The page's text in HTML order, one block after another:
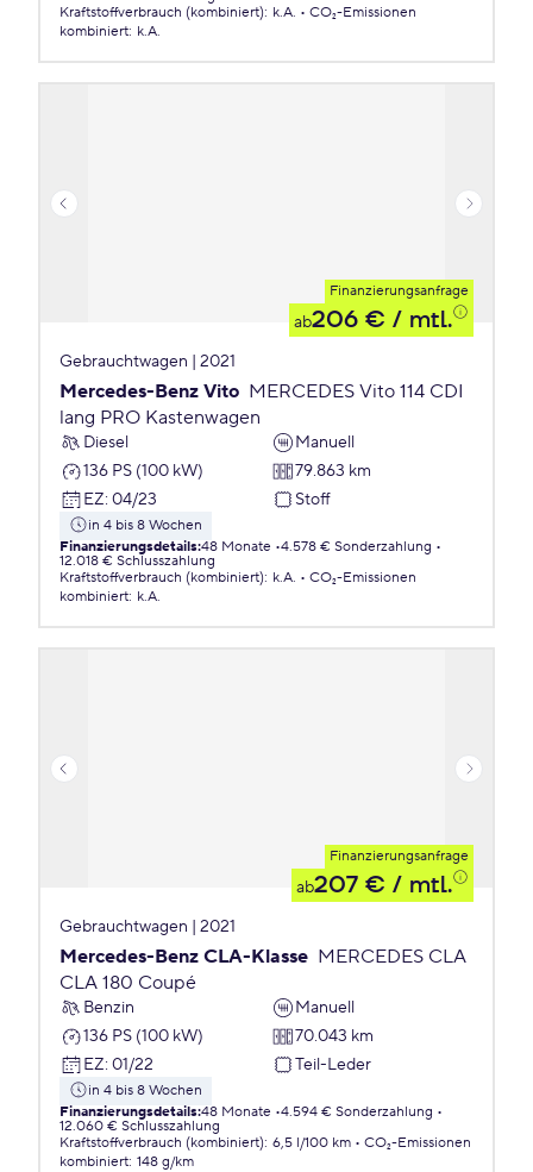
Kraftstoffverbrauch (kombiniert): k.A.
CO₂-Emissionen
kombiniert: k.A.
Finanzierungsanfrage
ab206 € / mtl.
Gebrauchtwagen | 2021
Mercedes-Benz Vito MERCEDES Vito 114 CDI
lang PRO Kastenwagen
Diesel
Manuell
136 PS (100 kW)
79.863 km
EZ: 04/23 Stoff
in 4 bis 8 Wochen
Finanzierungsdetails:48 Monate 4.578 € Sonderzahlung
12.018 € Schlusszahlung
Kraftstoffverbrauch (kombiniert): k.A.
CO₂-Emissionen
kombiniert: k.A.
Finanzierungsanfrage
ab207 € / mtl.
Gebrauchtwagen | 2021
Mercedes-Benz CLA-Klasse MERCEDES CLA
CLA 180 Coupé
Benzin
Manuell
136 PS (100 kW)
70.043 km
EZ: 01/22 Teil-Leder
in 4 bis 8 Wochen
Finanzierungsdetails:48 Monate 4.594 € Sonderzahlung
12.060 € Schlusszahlung
Kraftstoffverbrauch (kombiniert): 6,5 l/100 km
CO₂-Emissionen
kombiniert: 148 g/km